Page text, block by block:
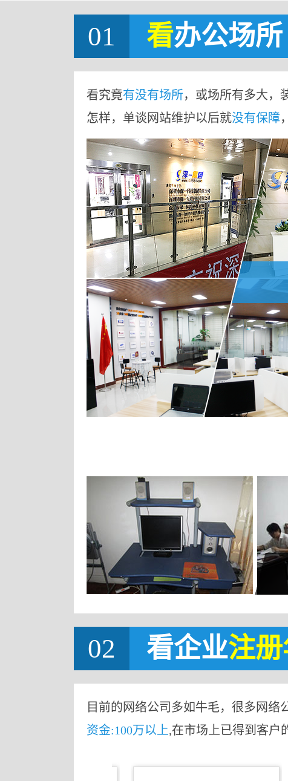
01 看办公场所
看究竟有没有场所，或场所有多大，
怎样，单谈网站维护以后就没有保障
02 看企业注
目前的网络公司多如牛毛，很多网络
资金:100万以上,在市场上已得到客户